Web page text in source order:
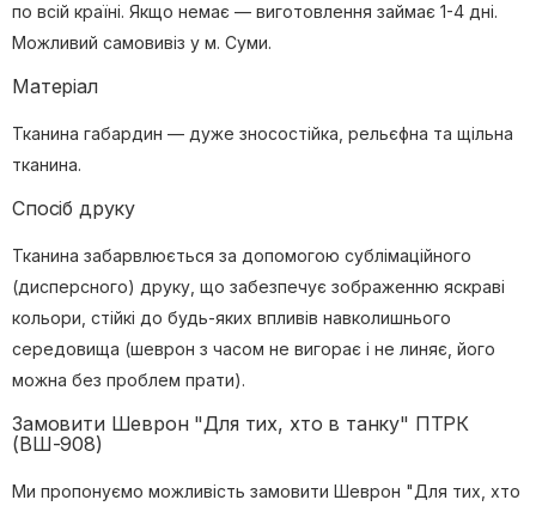
по всій країні. Якщо немає — виготовлення займає 1-4 дні.
Можливий самовивіз у м. Суми.
Матеріал
Тканина габардин — дуже зносостійка, рельєфна та щільна
тканина.
Спосіб друку
Тканина забарвлюється за допомогою сублімаційного
(дисперсного) друку, що забезпечує зображенню яскраві
кольори, стійкі до будь-яких впливів навколишнього
середовища (шеврон з часом не вигорає і не линяє, його
можна без проблем прати).
Замовити Шеврон "Для тих, хто в танку" ПТРК
(ВШ-908)
Ми пропонуємо можливість замовити Шеврон "Для тих, хто